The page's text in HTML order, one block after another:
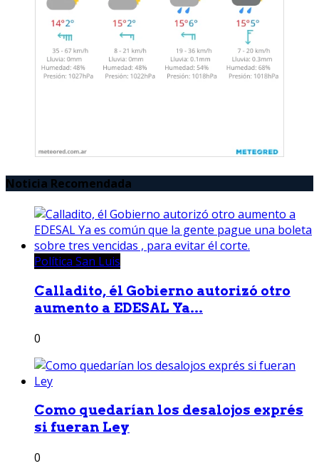
Noticia Recomendada
Política San Luis
Calladito, él Gobierno autorizó otro
aumento a EDESAL Ya...
0
Como quedarían los desalojos exprés
si fueran Ley
0